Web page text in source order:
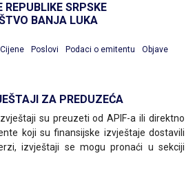
SRPSKE
BANJA LUKA
Cijene Poslovi Podaci o emitentu
Objave
ZA PREDUZEĆA
su preuzeti od APIF-a ili direktno
koji su finansijske izvještaje dostavili
izvještaji se mogu pronaći u sekciji